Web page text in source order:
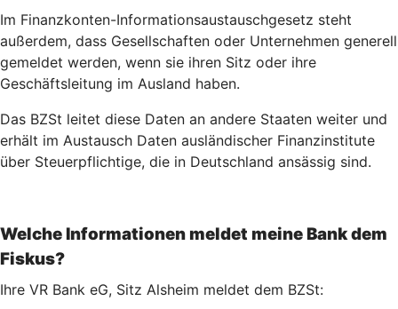
Im Finanzkonten-Informationsaustauschgesetz steht
außerdem, dass Gesellschaften oder Unternehmen generell
gemeldet werden, wenn sie ihren Sitz oder ihre
Geschäftsleitung im Ausland haben.
Das BZSt leitet diese Daten an andere Staaten weiter und
erhält im Austausch Daten ausländischer Finanzinstitute
über Steuerpflichtige, die in Deutschland ansässig sind.
Welche Informationen meldet meine Bank dem
Fiskus?
Ihre VR Bank eG, Sitz Alsheim meldet dem BZSt: